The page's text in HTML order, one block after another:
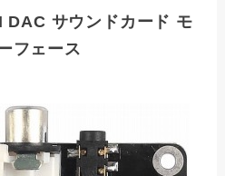
DAC サウンドカード モ
フェース